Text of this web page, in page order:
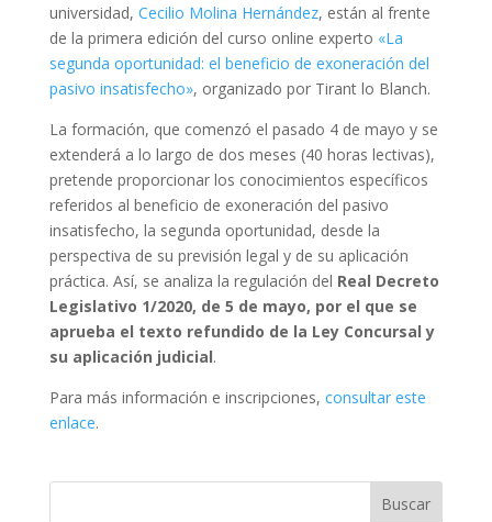
universidad, Cecilio Molina Hernández, están al frente
de la primera edición del curso online experto «La
segunda oportunidad: el beneficio de exoneración del
pasivo insatisfecho», organizado por Tirant lo Blanch.
La formación, que comenzó el pasado 4 de mayo y se
extenderá a lo largo de dos meses (40 horas lectivas),
pretende proporcionar los conocimientos específicos
referidos al beneficio de exoneración del pasivo
insatisfecho, la segunda oportunidad, desde la
perspectiva de su previsión legal y de su aplicación
práctica. Así, se analiza la regulación del Real Decreto
Legislativo 1/2020, de 5 de mayo, por el que se
aprueba el texto refundido de la Ley Concursal y
su aplicación judicial.
Para más información e inscripciones, consultar este
enlace.